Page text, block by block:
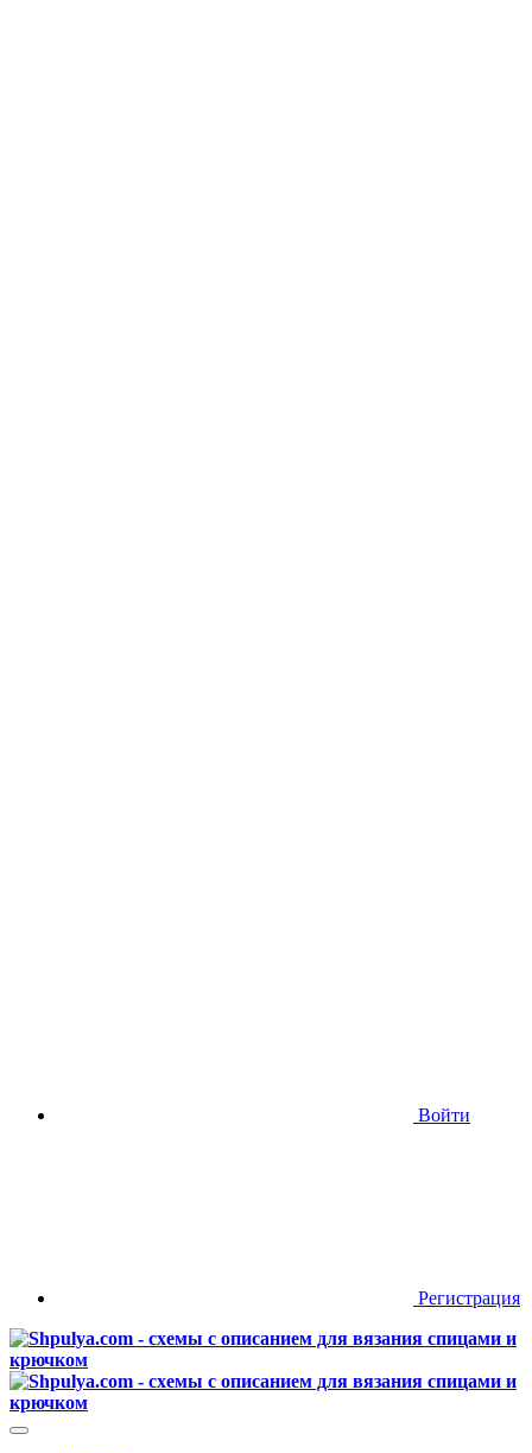
Войти
Регистрация